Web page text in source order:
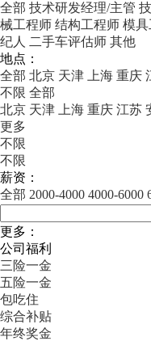
全部 技术研发经理/主管
械工程师 结构工程师 模
纪人 二手车评估师 其他
地点：
全部 北京 天津 上海 重庆
不限 全部
北京 天津 上海 重庆 江苏
更多
不限
不限
薪资：
全部 2000-4000 4000-6000
更多：
公司福利
三险一金
五险一金
包吃住
综合补贴
年终奖金